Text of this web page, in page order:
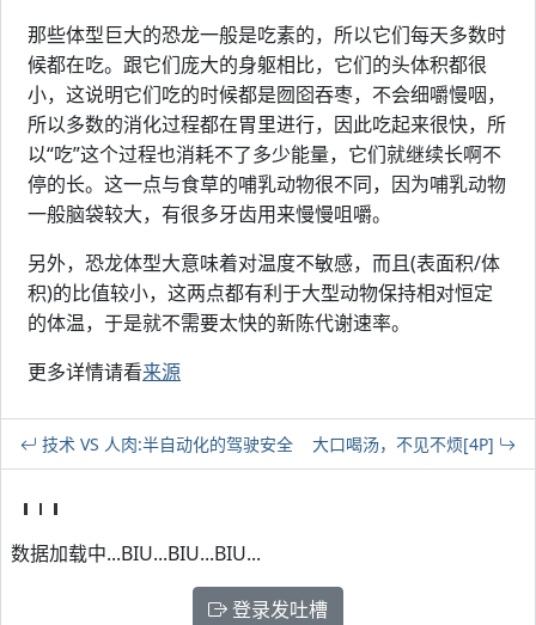
那些体型巨大的恐龙一般是吃素的，所以它们每天多数时
候都在吃。跟它们庞大的身躯相比，它们的头体积都很
小，这说明它们吃的时候都是囫囵吞枣，不会细嚼慢咽，
所以多数的消化过程都在胃里进行，因此吃起来很快，所
以“吃”这个过程也消耗不了多少能量，它们就继续长啊不
停的长。这一点与食草的哺乳动物很不同，因为哺乳动物
一般脑袋较大，有很多牙齿用来慢慢咀嚼。
另外，恐龙体型大意味着对温度不敏感，而且(表面积/体
积)的比值较小，这两点都有利于大型动物保持相对恒定
的体温，于是就不需要太快的新陈代谢速率。
更多详情请看来源
技术 VS 人肉:半自动化的驾驶安全 大口喝汤，不见不烦[4P]
数据加载中...BIU...BIU...BIU...
登录发吐槽